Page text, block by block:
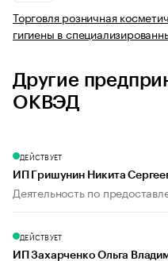
Торговля розничная
гигиены в
Другие
ОКВЭД
ДЕЙСТВУЕТ
ИП Гришунин Никита
Деятельность по
ДЕЙСТВУЕТ
ИП Захарченко Ольга